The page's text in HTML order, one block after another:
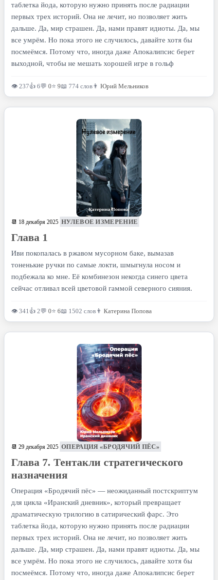
таблетка йода, которую нужно принять после радиации
первых трех историй. Она не лечит, но позволяет жить
дальше. Да, мир страшен. Да, нами правят идиоты. Да, мы
все умрём. Но пока этого не случилось, давайте хотя бы
посмеёмся. Потому что, иногда даже Апокалипсис берет
выходной, чтобы не мешать хорошей игре в гольф
👁 237👍 6💬 0⭐ 9📖 774 слов 👨 Юрий Мельников
📆 18 декабря 2025 НУЛЕВОЕ ИЗМЕРЕНИЕ
Глава 1
Иви покопалась в ржавом мусорном баке, вымазав
тоненькие ручки по самые локти, шмыгнула носом и
подбежала ко мне. Её комбинезон некогда синего цвета
сейчас отливал всей цветовой гаммой северного сияния.
👁 341👍 2💬 0⭐ 6📖 1502 слов 👨 Катерина Попова
📆 29 декабря 2025 ОПЕРАЦИЯ «БРОДЯЧИЙ ПЁС»
Глава 7. Тентакли стратегического
назначения
Операция «Бродячий пёс» — неожиданный постскриптум
для цикла «Иранский дневник», который превращает
драматическую трилогию в сатирический фарс. Это
таблетка йода, которую нужно принять после радиации
первых трех историй. Она не лечит, но позволяет жить
дальше. Да, мир страшен. Да, нами правят идиоты. Да, мы
все умрём. Но пока этого не случилось, давайте хотя бы
посмеёмся. Потому что, иногда даже Апокалипсис берет